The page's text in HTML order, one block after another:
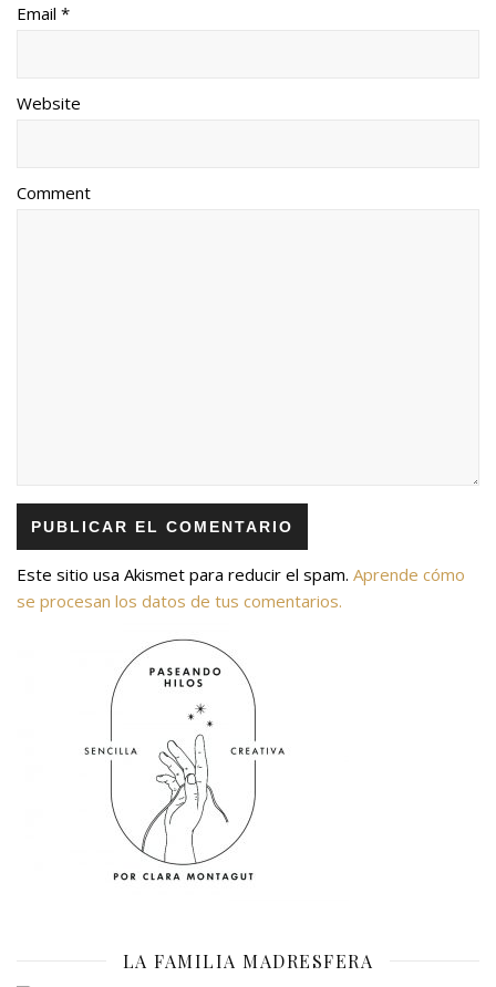
Email *
Website
Comment
Este sitio usa Akismet para reducir el spam. Aprende cómo
se procesan los datos de tus comentarios.
LA FAMILIA MADRESFERA